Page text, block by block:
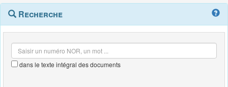
Navigation
outils
Menu
contextuel
Recherche
dans le texte intégral des documents